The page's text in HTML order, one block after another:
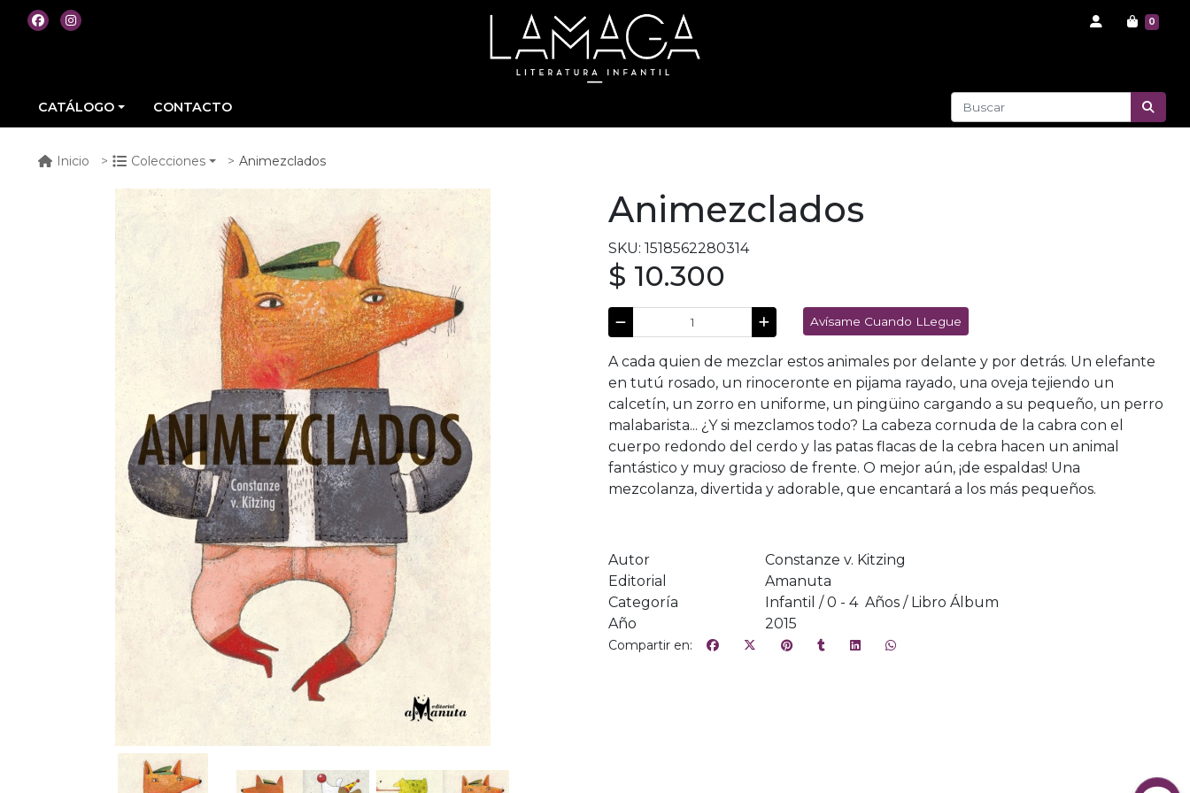
0
CATÁLOGO CONTACTO
Inicio Colecciones Animezclados
Animezclados
SKU: 1518562280314
$ 10.300
Avísame Cuando LLegue
A cada quien de mezclar estos animales por delante y por detrás. Un elefante
en tutú rosado, un rinoceronte en pijama rayado, una oveja tejiendo un
calcetín, un zorro en uniforme, un pingüino cargando a su pequeño, un perro
malabarista... ¿Y si mezclamos todo? La cabeza cornuda de la cabra con el
cuerpo redondo del cerdo y las patas flacas de la cebra hacen un animal
fantástico y muy gracioso de frente. O mejor aún, ¡de espaldas! Una
mezcolanza, divertida y adorable, que encantará a los más pequeños.
Autor
Constanze v. Kitzing
Editorial
Amanuta
Categoría
Infantil / 0 - 4 Años / Libro Álbum
Año
2015
Compartir en: